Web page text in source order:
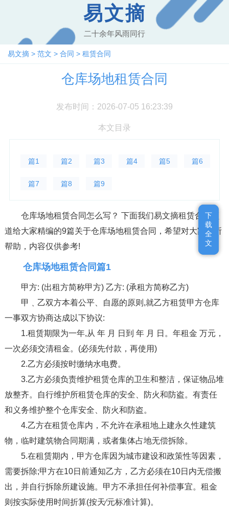
易文摘
二十余年风雨同行
易文摘 > 范文 > 合同 > 租赁合同
仓库场地租赁合同
发布时间：2026-07-05 16:23:39
本文目录
篇1 篇2 篇3 篇4 篇5 篇6
篇7 篇8 篇9
仓库场地租赁合同怎么写？ 下面我们易文摘租赁合同频
道给大家精编的9篇关于仓库场地租赁合同，希望对大家有所
帮助，内容仅供参考!
仓库场地租赁合同篇1
甲方: (出租方简称甲方) 乙方: (承租方简称乙方)
甲﹑乙双方本着公平、自愿的原则,就乙方租赁甲方仓库
一事双方协商达成以下协议:
1.租赁期限为一年,从 年 月 日到 年 月 日。年租金 万元，
一次必须交清租金。(必须先付款，再使用)
2.乙方必须按时缴纳水电费。
3.乙方必须负责维护租赁仓库的卫生和整洁，保证物品堆
放整齐。自行维护所租赁仓库的安全、防火和防盗。有责任
和义务维护整个仓库安全、防火和防盗。
4.乙方在租赁仓库内，不允许在承租地上建永久性建筑
物，临时建筑物合同期满，或者集体占地无偿拆除。
5.在租赁期内，甲方仓库因为城市建设和政策性等因素，
需要拆除;甲方在10日前通知乙方，乙方必须在10日内无偿搬
出，并自行拆除所建设施。甲方不承担任何补偿事宜。租金
则按实际使用时间折算(按天∕元标准计算)。
下
载
全
文
下
载
全
文